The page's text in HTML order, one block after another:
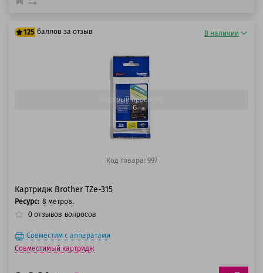
125 баллов за отзыв В наличии
Быстрый просмотр
Код товара: 997
Картридж Brother TZe-315
Ресурс: 8 метров.
0 отзывов вопросов
Совместим с аппаратами
Совместимый картридж